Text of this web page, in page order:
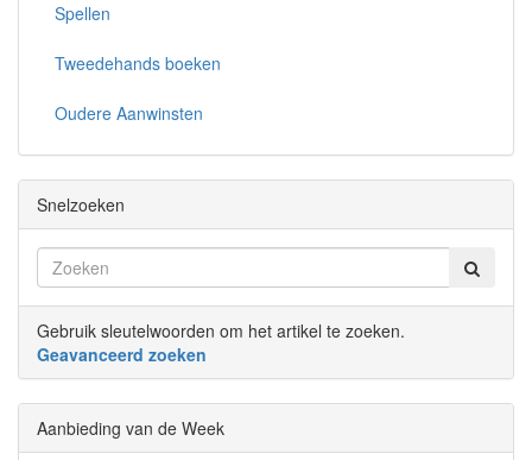
Spellen
Tweedehands boeken
Oudere Aanwinsten
Snelzoeken
Gebruik sleutelwoorden om het artikel te zoeken.
Geavanceerd zoeken
Aanbieding van de Week